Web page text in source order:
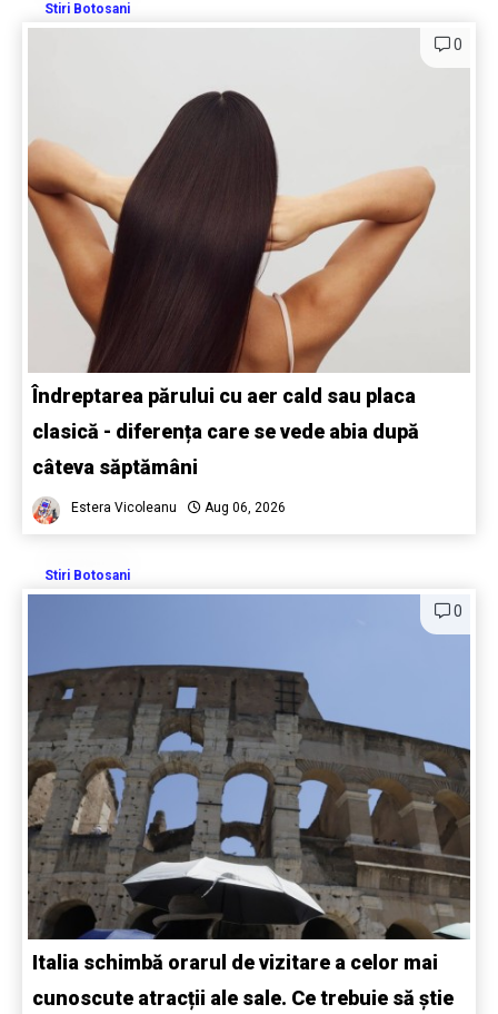
Stiri Botosani
0
Îndreptarea părului cu aer cald sau placa
clasică - diferența care se vede abia după
câteva săptămâni
Estera Vicoleanu Aug 06, 2026
Stiri Botosani
0
Italia schimbă orarul de vizitare a celor mai
cunoscute atracții ale sale. Ce trebuie să știe